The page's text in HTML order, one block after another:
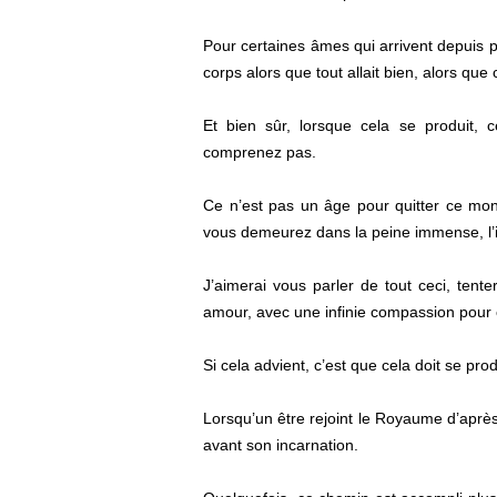
Pour certaines âmes qui arrivent depuis
corps alors que tout allait bien, alors
Et bien sûr, lorsque cela se produit,
comprenez pas.
Ce n’est pas un âge pour quitter ce
vous demeurez dans la peine immense,
J’aimerai vous parler de tout ceci,
amour, avec une infinie compassion
Si cela advient, c’est que cela doit se
Lorsqu’un être rejoint le Royaume
avant son incarnation.